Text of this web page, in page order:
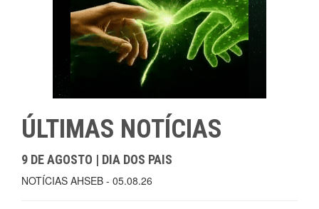
ÚLTIMAS NOTÍCIAS
9 DE AGOSTO | DIA DOS PAIS
NOTÍCIAS AHSEB - 05.08.26